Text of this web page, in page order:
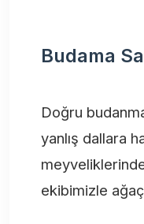
Budama
Doğru
yanlış dallara
ekibimizle